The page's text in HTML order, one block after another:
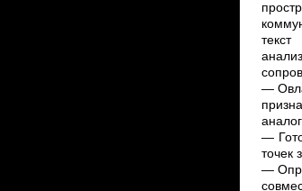
—
—
точек
—